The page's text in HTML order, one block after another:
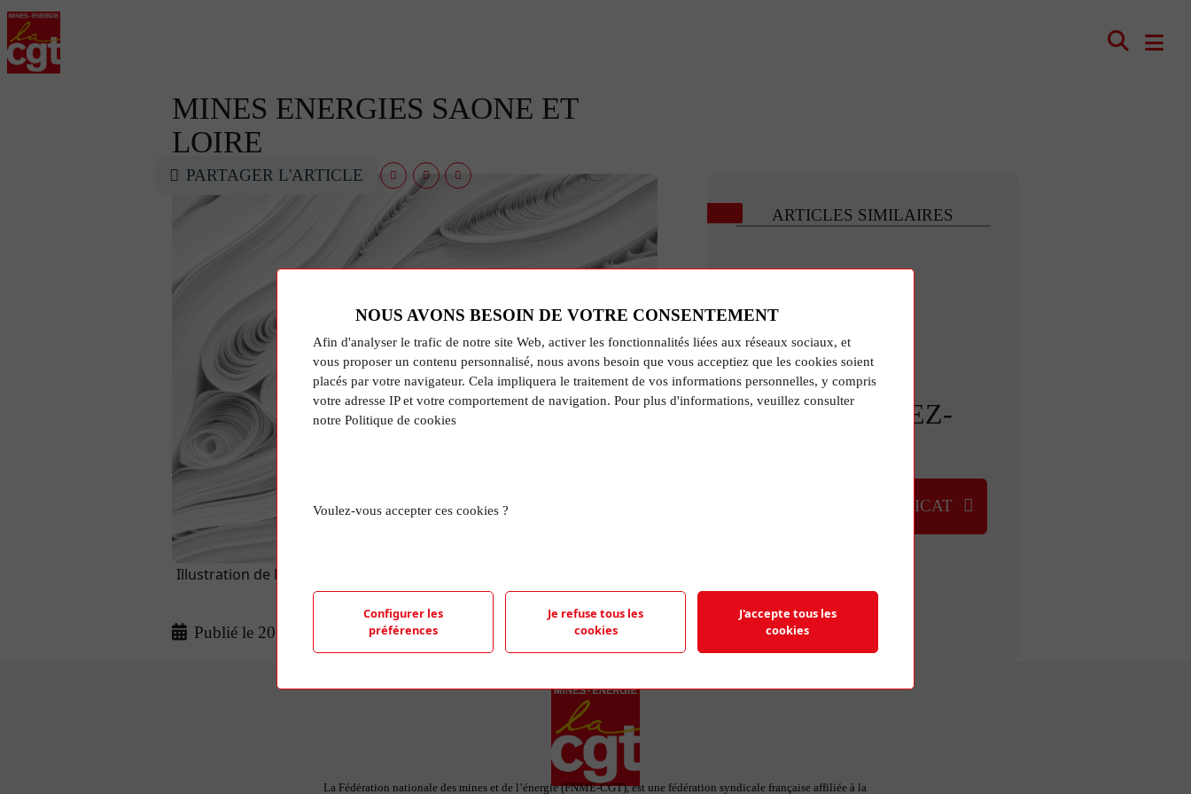
MINES ENERGIES SAONE ET
LOIRE
Illustration de l'article aléatoire représentant le logo de la FNME-CGT et
d'une photo de feuilles de papier.
Publié le 20 Mar 2024
PARTAGER L'ARTICLE
ARTICLES SIMILAIRES
RETROUVEZ-
TROUVER UN SYNDICAT
La Fédération nationale des mines et de l’énergie (FNME-CGT), est une fédération syndicale française affiliée à la
NOUS AVONS BESOIN DE VOTRE CONSENTEMENT
Afin d'analyser le trafic de notre site Web, activer les fonctionnalités liées aux réseaux sociaux, et
vous proposer un contenu personnalisé, nous avons besoin que vous acceptiez que les cookies soient
placés par votre navigateur. Cela impliquera le traitement de vos informations personnelles, y compris
votre adresse IP et votre comportement de navigation. Pour plus d'informations, veuillez consulter
notre Politique de cookies
Voulez-vous accepter ces cookies ?
Configurer les
préférences
Je refuse tous les
cookies
J'accepte tous les
cookies